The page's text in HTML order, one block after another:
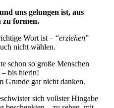
uns gelungen ist, aus
zu formen.
Wort ist – “erziehen”
nicht wählen.
schon so große Menschen
– bis hierin!
Grunde gar nicht danken.
sich vollster Hingabe